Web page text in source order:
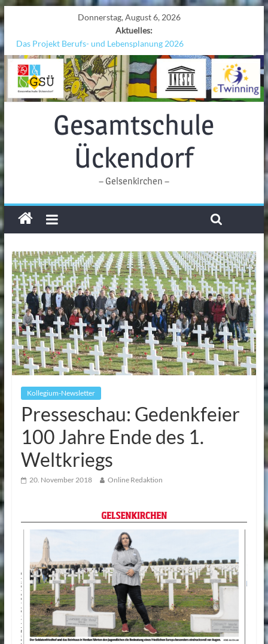
Donnerstag, August 6, 2026
Aktuelles:
Das Projekt Berufs- und Lebensplanung 2026
UNESCO Stadtradeln „Grenzen überwinden“
KCC-Workshop
Sicherheit auf den Wellen: Lehrkräfte bilden sich in Alicante fort
Ferien!!!
Gesamtschule
Ückendorf
– Gelsenkirchen –
Kollegium-Newsletter
Presseschau: Gedenkfeier
100 Jahre Ende des 1.
Weltkriegs
20. November 2018 Online Redaktion